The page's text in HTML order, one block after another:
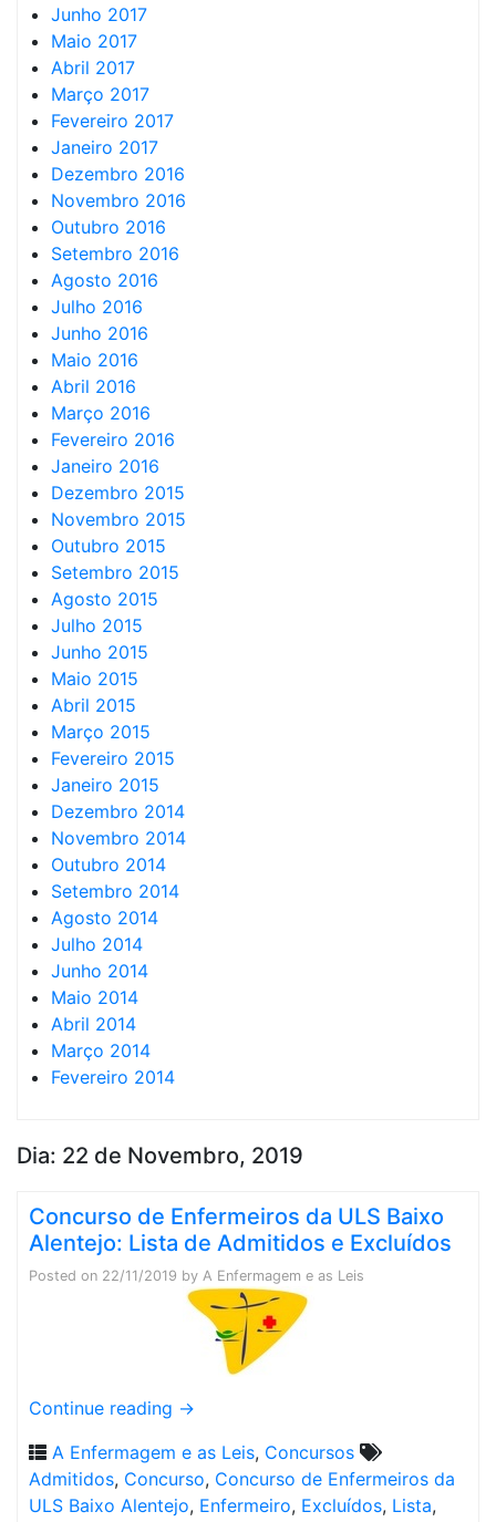
Junho 2017
Maio 2017
Abril 2017
Março 2017
Fevereiro 2017
Janeiro 2017
Dezembro 2016
Novembro 2016
Outubro 2016
Setembro 2016
Agosto 2016
Julho 2016
Junho 2016
Maio 2016
Abril 2016
Março 2016
Fevereiro 2016
Janeiro 2016
Dezembro 2015
Novembro 2015
Outubro 2015
Setembro 2015
Agosto 2015
Julho 2015
Junho 2015
Maio 2015
Abril 2015
Março 2015
Fevereiro 2015
Janeiro 2015
Dezembro 2014
Novembro 2014
Outubro 2014
Setembro 2014
Agosto 2014
Julho 2014
Junho 2014
Maio 2014
Abril 2014
Março 2014
Fevereiro 2014
Dia: 22 de Novembro, 2019
Concurso de Enfermeiros da ULS Baixo
Alentejo: Lista de Admitidos e Excluídos
Posted on 22/11/2019 by A Enfermagem e as Leis
Continue reading →
A Enfermagem e as Leis, Concursos
Admitidos, Concurso, Concurso de Enfermeiros da
ULS Baixo Alentejo, Enfermeiro, Excluídos, Lista,